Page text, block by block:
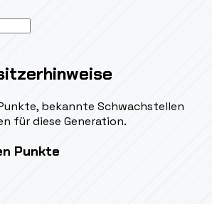
bekannte Schwachstellen
für diese Generation.
Punkte